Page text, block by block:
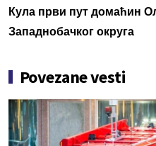
Кула први пут домаћин
Западнобачког округа
Povezane vesti